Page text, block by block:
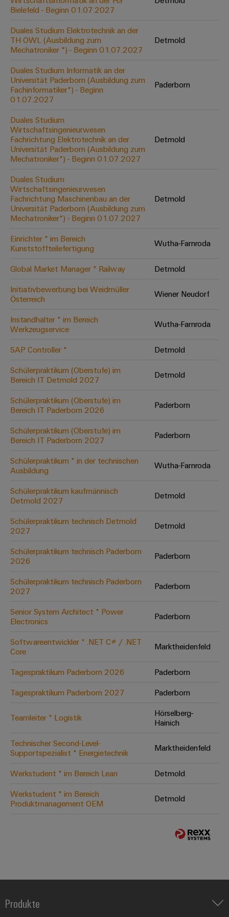
Abwasseraufbereitung
für
die
Wasser-
Abwasserindustrie
Wasserstoff
Wasserstoff
Schlüsseltechnologie
für
die
Energiewende
Effizienter
Betrieb
von
Windparks
Werkzeuge
Automaten
Software
Markierer
Industriedrucker
Cabinet
Infrastructure
Assemblierungsservice
Bestückte
Klemmenleisten
Modifizierte
und
bestückte
Kundenspezifische
Kabelkonfektionierung
Praxisnahe
Unsere Neuheiten
im Bereich
Digital
neuen Niveau
schnell
Bielefeld - Beginn 01.07.2027
Duales Studium Elektrotechnik an der
TH OWL (Ausbildung zum
Mechatroniker *) - Beginn 01.07.2027
Detmold
Duales Studium Informatik an der
Universität Paderborn (Ausbildung zum
Fachinformatiker*) - Beginn
01.07.2027
Paderborn
Duales Studium
Wirtschaftsingenieurwesen
Fachrichtung Elektrotechnik an der
Universität Paderborn (Ausbildung zum
Mechatroniker*) - Beginn 01.07.2027
Detmold
Duales Studium
Wirtschaftsingenieurwesen
Fachrichtung Maschinenbau an der
Universität Paderborn (Ausbildung zum
Mechatroniker*) - Beginn 01.07.2027
Detmold
Einrichter * im Bereich
Kunststoffteilefertigung
Wutha-Farnroda
Global Market Manager * Railway
Detmold
Initiativbewerbung bei Weidmüller
Österreich
Wiener Neudorf
Instandhalter * im Bereich
Werkzeugservice
Wutha-Farnroda
SAP Controller *
Detmold
Schülerpraktikum (Oberstufe) im
Bereich IT Detmold 2027
Detmold
Schülerpraktikum (Oberstufe) im
Bereich IT Paderborn 2026
Paderborn
Schülerpraktikum (Oberstufe) im
Bereich IT Paderborn 2027
Paderborn
Schülerpraktikum * in der technischen
Ausbildung
Wutha-Farnroda
Schülerpraktikum kaufmännisch
Detmold 2027
Detmold
Schülerpraktikum technisch Detmold
2027
Detmold
Schülerpraktikum technisch Paderborn
2026
Paderborn
Schülerpraktikum technisch Paderborn
2027
Paderborn
Senior System Architect * Power
Electronics
Paderborn
Softwareentwickler * .NET C# / .NET
Core
Marktheidenfeld
Tagespraktikum Paderborn 2026
Paderborn
Tagespraktikum Paderborn 2027
Paderborn
Teamleiter * Logistik
Hörselberg-
Hainich
Technischer Second-Level-
Supportspezialist * Energietechnik
Marktheidenfeld
Werkstudent * im Bereich Lean
Detmold
Werkstudent * im Bereich
Produktmanagement OEM
Detmold
Produkte